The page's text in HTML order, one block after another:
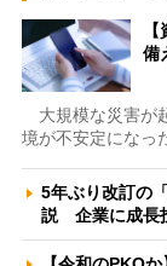
備
大規模な災害が
境が不安定になっ
5年ぶり改訂の
説 企業に成長